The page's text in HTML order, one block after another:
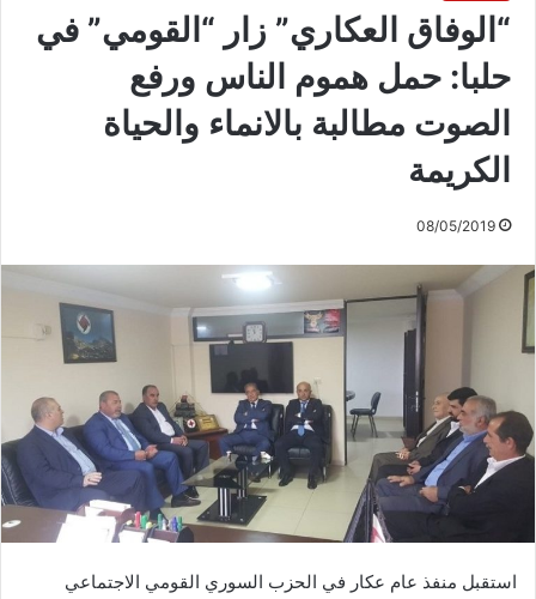
“الوفاق العكاري” زار “القومي” في
حلبا: حمل هموم الناس ورفع
الصوت مطالبة بالانماء والحياة
الكريمة
08/05/2019
استقبل منفذ عام عكار في الحزب السوري القومي الاجتماعي